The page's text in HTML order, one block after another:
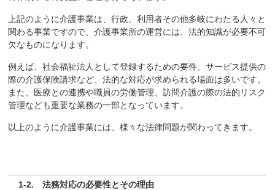
上記のように介護事業は、行政、利用者その他多岐にわたる人々と
関わる事業ですので、介護事業所の運営には、法的知識が必要不可
欠なものになります。
例えば、社会福祉法人として登録するための要件、サービス提供の
際の介護保険請求など、法的な対応が求められる場面は多いです。
また、医療との連携や職員の労働管理、訪問介護の際の法的リスク
管理なども重要な業務の一部となっています。
以上のように介護事業には、様々な法律問題が関わってきます。
1-2. 法務対応の必要性とその理由